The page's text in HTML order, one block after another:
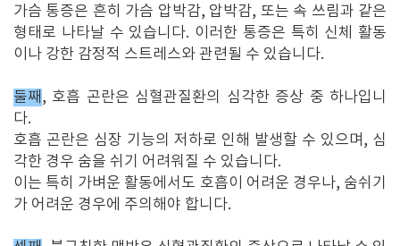
가슴 통증은 흔히 가슴 압박감, 압박감, 또는 속 쓰림과 같은
형태로 나타날 수 있습니다. 이러한 통증은 특히 신체 활동
이나 강한 감정적 스트레스와 관련될 수 있습니다.
둘째 , 호흡 곤란은 심혈관질환의 심각한 증상 중 하나입니
다.
호흡 곤란은 심장 기능의 저하로 인해 발생할 수 있으며, 심
각한 경우 숨을 쉬기 어려워질 수 있습니다.
이는 특히 가벼운 활동에서도 호흡이 어려운 경우나, 숨쉬기
가 어려운 경우에 주의해야 합니다.